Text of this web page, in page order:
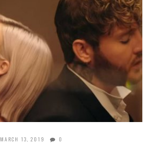
MARCH 13, 2019 0